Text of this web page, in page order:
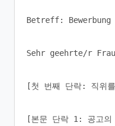
Betreff: Bewerbung
Sehr geehrte/r
[첫 번째 단락: 직위
[본문 단락 1: 공고의